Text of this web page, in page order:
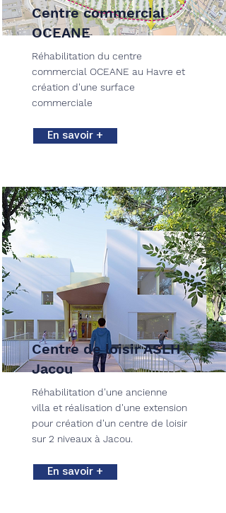
Centre commercial
OCEANE
Réhabilitation du centre
commercial OCEANE au Havre et
création d'une surface
commerciale
En savoir +
Centre de loisir ASLH
Jacou
Réhabilitation d'une ancienne
villa et réalisation d'une extension
pour création d'un centre de loisir
sur 2 niveaux à Jacou.
En savoir +